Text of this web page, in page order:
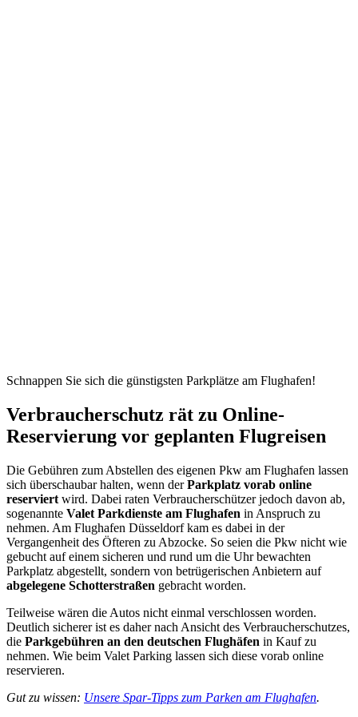
Schnappen Sie sich die günstigsten Parkplätze am Flughafen!
Verbraucherschutz rät zu Online-
Reservierung vor geplanten Flugreisen
Die Gebühren zum Abstellen des eigenen Pkw am Flughafen lassen
sich überschaubar halten, wenn derParkplatz vorab online
reserviert wird. Dabei raten Verbraucherschützer jedoch davon ab,
sogenannte Valet Parkdienste am Flughafen in Anspruch zu
nehmen. Am Flughafen Düsseldorf kam es dabei in der
Vergangenheit des Öfteren zu Abzocke. So seien die Pkw nicht wie
gebucht auf einem sicheren und rund um die Uhr bewachten
Parkplatz abgestellt, sondern von betrügerischen Anbietern auf
abgelegene Schotterstraßen gebracht worden.
Teilweise wären die Autos nicht einmal verschlossen worden.
Deutlich sicherer ist es daher nach Ansicht des Verbraucherschutzes,
die Parkgebühren an den deutschen Flughäfen in Kauf zu
nehmen. Wie beim Valet Parking lassen sich diese vorab online
reservieren.
Gut zu wissen: Unsere Spar-Tipps zum Parken am Flughafen.